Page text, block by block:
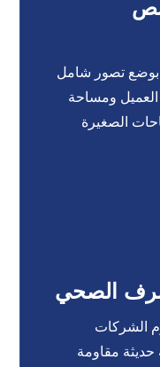
بوضع تصور شامل
ومساحة
الصغيرة
الشركات
حديثة مقاومة